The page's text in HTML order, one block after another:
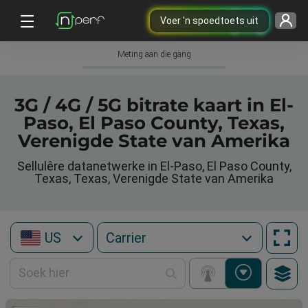
Voer 'n spoedtoets uit
Meting aan die gang
3G / 4G / 5G bitrate kaart in El-
Paso, El Paso County, Texas,
Verenigde State van Amerika
Sellulêre datanetwerke in El-Paso, El Paso County,
Texas, Texas, Verenigde State van Amerika
US